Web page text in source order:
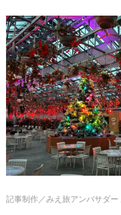
記事制作／みえ旅アンバサダー